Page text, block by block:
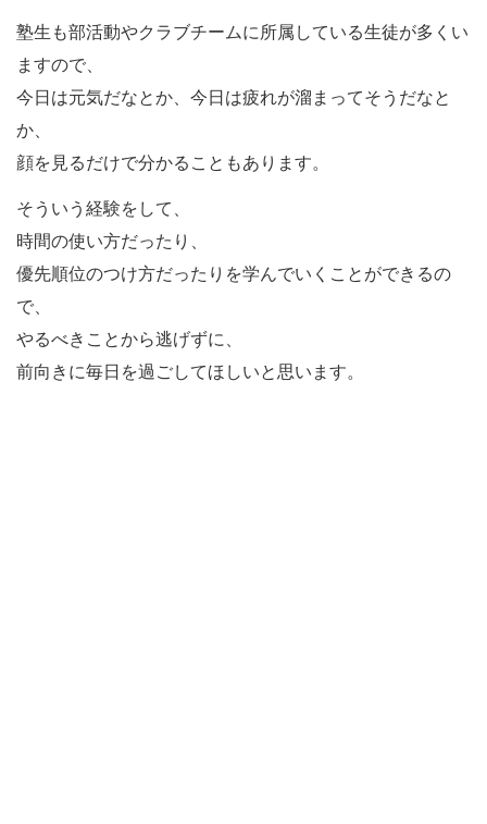
塾生も部活動やクラブチームに所属している生徒が多くい
ますので、
今日は元気だなとか、今日は疲れが溜まってそうだなと
か、
顔を見るだけで分かることもあります。
そういう経験をして、
時間の使い方だったり、
優先順位のつけ方だったりを学んでいくことができるの
で、
やるべきことから逃げずに、
前向きに毎日を過ごしてほしいと思います。